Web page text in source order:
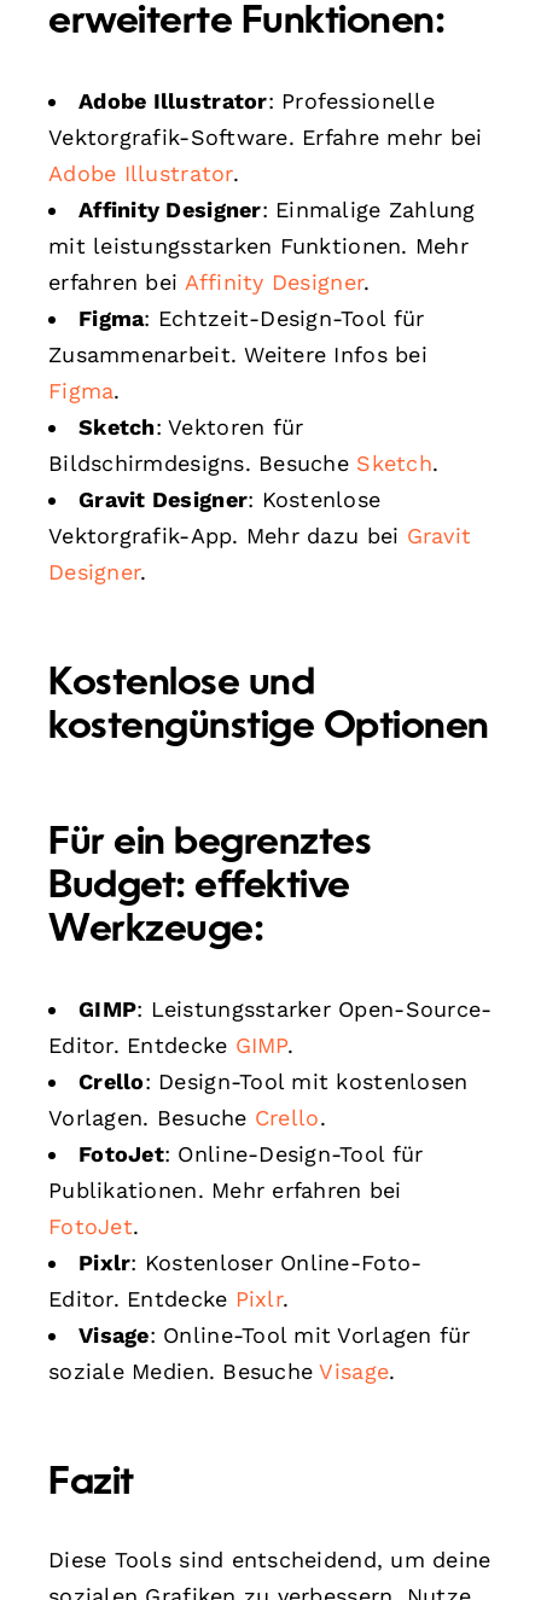
erweiterte Funktionen:
Adobe Illustrator: Professionelle
Vektorgrafik-Software. Erfahre mehr bei
Adobe Illustrator.
Affinity Designer: Einmalige Zahlung
mit leistungsstarken Funktionen. Mehr
erfahren bei Affinity Designer.
Figma: Echtzeit-Design-Tool für
Zusammenarbeit. Weitere Infos bei
Figma.
Sketch: Vektoren für
Bildschirmdesigns. Besuche Sketch.
Gravit Designer: Kostenlose
Vektorgrafik-App. Mehr dazu bei Gravit
Designer.
Kostenlose und
kostengünstige Optionen
Für ein begrenztes
Budget: effektive
Werkzeuge:
GIMP: Leistungsstarker Open-Source-
Editor. Entdecke GIMP.
Crello: Design-Tool mit kostenlosen
Vorlagen. Besuche Crello.
FotoJet: Online-Design-Tool für
Publikationen. Mehr erfahren bei
FotoJet.
Pixlr: Kostenloser Online-Foto-
Editor. Entdecke Pixlr.
Visage: Online-Tool mit Vorlagen für
soziale Medien. BesucheVisage.
Fazit
Diese Tools sind entscheidend, um deine